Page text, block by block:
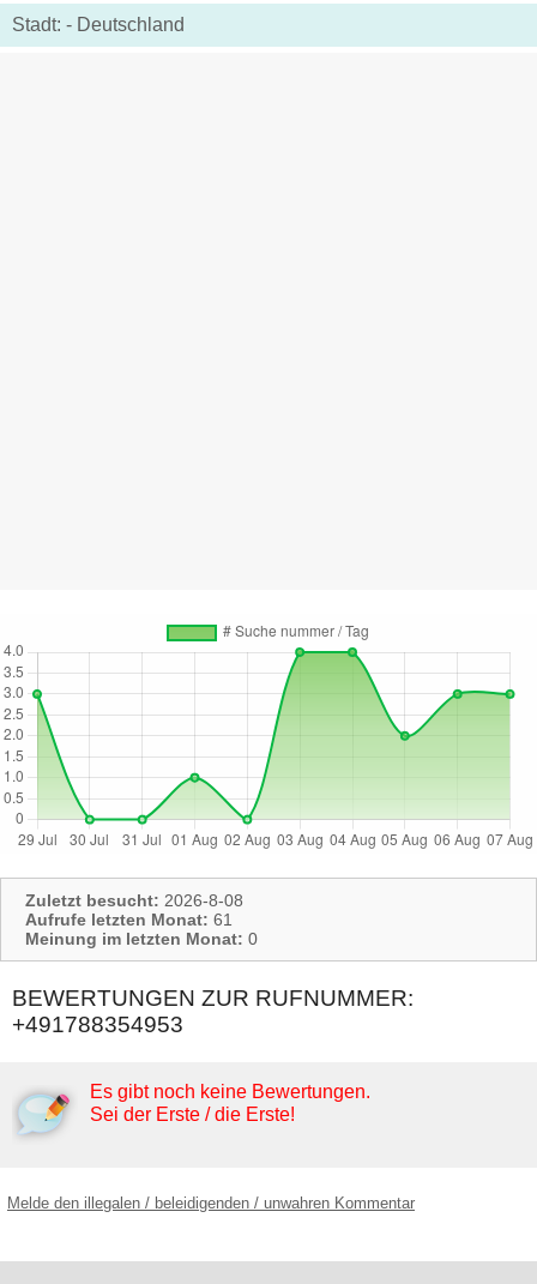
Stadt: - Deutschland
Zuletzt besucht: 2026-8-08
Aufrufe letzten Monat: 61
Meinung im letzten Monat: 0
BEWERTUNGEN ZUR RUFNUMMER:
+491788354953
Es gibt noch keine Bewertungen.
Sei der Erste / die Erste!
Melde den illegalen / beleidigenden / unwahren Kommentar